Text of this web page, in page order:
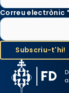
Correu electrònic *